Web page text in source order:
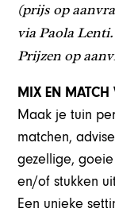
(prijs op
via Paola
Prijzen op
MIX EN MATCH
Maak je tuin
matchen,
gezellige,
en/of stukken
Een unieke